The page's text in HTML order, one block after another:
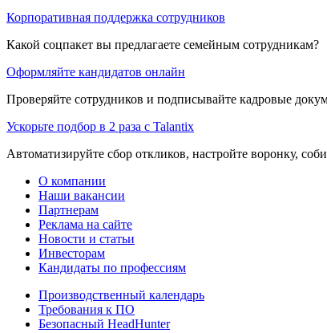
Корпоративная поддержка сотрудников
Какой соцпакет вы предлагаете семейным сотрудникам?
Оформляйте кандидатов онлайн
Проверяйте сотрудников и подписывайте кадровые
Ускорьте подбор в 2 раза с Talantix
Автоматизируйте сбор откликов, настройте воронку,
О компании
Наши вакансии
Партнерам
Реклама на сайте
Новости и статьи
Инвесторам
Кандидаты по профессиям
Производственный календарь
Требования к ПО
Безопасный HeadHunter